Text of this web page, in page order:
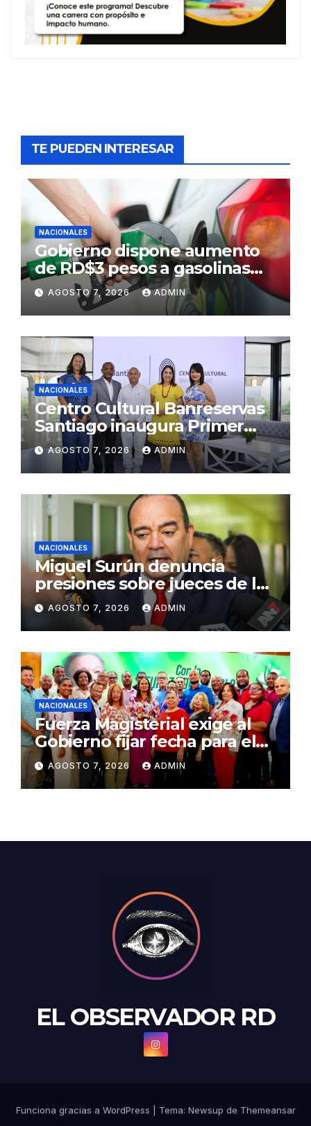
TE PUEDEN INTERESAR
NACIONALES
Gobierno dispone aumento
de RD$3 pesos a gasolinas
premium y regular
AGOSTO 7, 2026 ADMIN
NACIONALES
Centro Cultural Banreservas
Santiago inaugura Primer
Congreso de Artesanos de
Santiago
AGOSTO 7, 2026 ADMIN
NACIONALES
Miguel Surún denuncia
presiones sobre jueces de la
Suprema Corte de Justicia
AGOSTO 7, 2026 ADMIN
NACIONALES
Fuerza Magisterial exige al
Gobierno fijar fecha para el
pago de la Evaluación del
Desempeño
AGOSTO 7, 2026 ADMIN
EL OBSERVADOR RD
Funciona gracias a WordPress Tema: Newsup de Themeansar